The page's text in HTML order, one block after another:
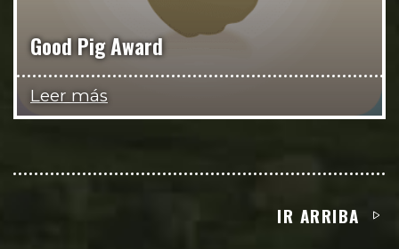
Good Pig Award
Leer más
IR ARRIBA